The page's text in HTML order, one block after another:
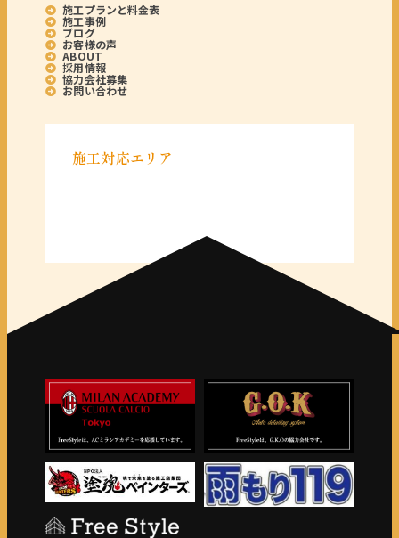
施工プランと料金表
施工事例
ブログ
お客様の声
ABOUT
採用情報
協力会社募集
お問い合わせ
施工対応エリア